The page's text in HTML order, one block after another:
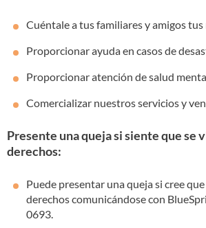
Cuéntale a tus familiares y amigos
Proporcionar ayuda en casos de
Proporcionar atención de salud
Comercializar nuestros servicios y
Presente una queja si siente que se
derechos:
Puede presentar una queja si cree
derechos comunicándose con
0693.